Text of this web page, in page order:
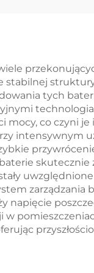
(LiFePO4)
stabilnej
tych
co czyni
intensywnym
napięcie